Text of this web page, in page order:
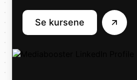
Se kursene